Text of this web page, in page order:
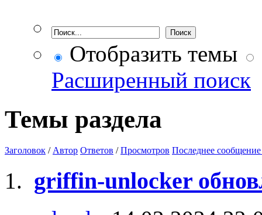
Отобразить темы
Расширенный поиск
Темы раздела
Заголовок / Автор Ответов /Просмотров Последнее сообщение
griffin-unlocker